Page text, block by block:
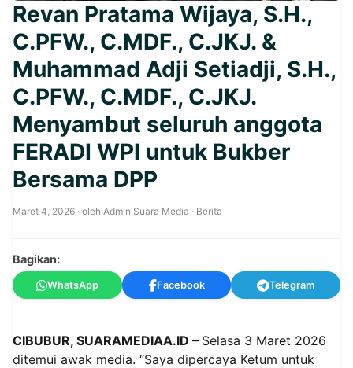
Revan Pratama Wijaya, S.H.,
C.PFW., C.MDF., C.JKJ. &
Muhammad Adji Setiadji, S.H.,
C.PFW., C.MDF., C.JKJ.
Menyambut seluruh anggota
FERADI WPI untuk Bukber
Bersama DPP
Maret 4, 2026 · oleh Admin Suara Media · Berita
Bagikan:
WhatsApp Facebook Telegram
CIBUBUR, SUARAMEDIAA.ID – Selasa 3 Maret 2026
ditemui awak media. “Saya dipercaya Ketum untuk